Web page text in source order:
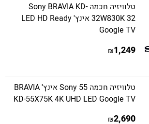
טלוויזיה חכמה Sony BRAVIA KD-
32W830K 32 אינץ' LED HD Ready
Google TV
1,249
₪
טלוויזיה חכמה Sony 55 אינץ' BRAVIA
KD-55X75K 4K UHD LED Google TV
2,690
₪